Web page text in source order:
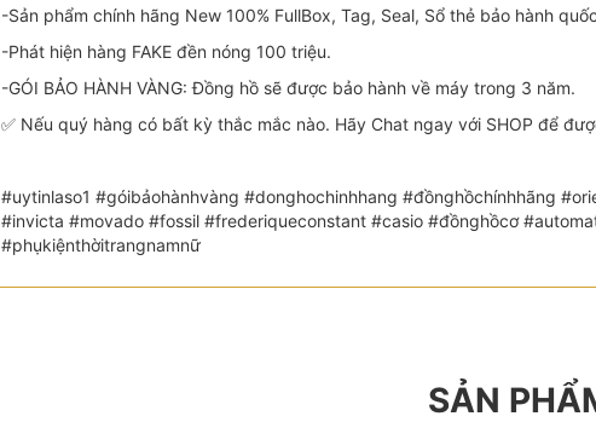
-Sản phẩm chính hãng New 100% FullBox, Tag, Seal, Sổ thẻ bảo hành
-Phát hiện hàng FAKE đền nóng 100 triệu.
-GÓI BẢO HÀNH VÀNG: Đồng hồ sẽ được bảo hành về máy trong 3 năm.
✅ Nếu quý hàng có bất kỳ thắc mắc nào. Hãy Chat ngay với SHOP để
#uytinlaso1 #góibảohànhvàng #donghochinhhang #đồnghồchínhhãng
#invicta #movado #fossil #frederiqueconstant #casio #đồnghồcơ
#phụkiệnthờitrangnamnữ
SẢN